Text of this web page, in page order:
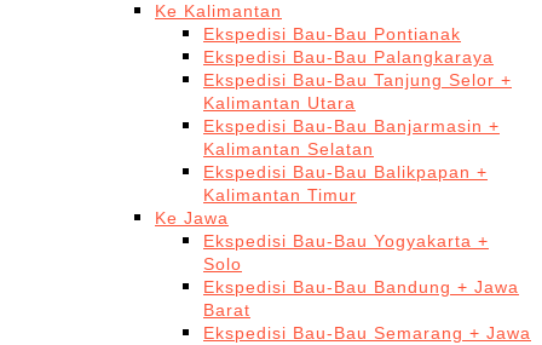
Ke Kalimantan
Ekspedisi Bau-Bau Pontianak
Ekspedisi Bau-Bau Palangkaraya
Ekspedisi Bau-Bau Tanjung Selor +
Kalimantan Utara
Ekspedisi Bau-Bau Banjarmasin +
Kalimantan Selatan
Ekspedisi Bau-Bau Balikpapan +
Kalimantan Timur
Ke Jawa
Ekspedisi Bau-Bau Yogyakarta +
Solo
Ekspedisi Bau-Bau Bandung + Jawa
Barat
Ekspedisi Bau-Bau Semarang + Jawa